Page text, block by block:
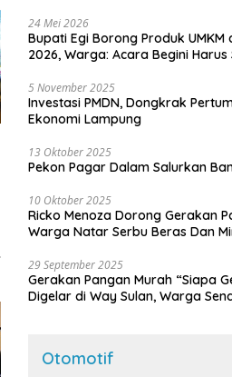
24 Mei 2026
Bupati Egi Borong Produk UMKM
2026, Warga: Acara Begini
5 November 2025
Investasi PMDN, Dongkrak
Ekonomi Lampung
13 Oktober 2025
Pekon Pagar Dalam Salurkan
10 Oktober 2025
Ricko Menoza Dorong Gerakan
Warga Natar Serbu Beras Dan
29 September 2025
Gerakan Pangan Murah “Siapa
Digelar di Way Sulan, Warga
Otomotif